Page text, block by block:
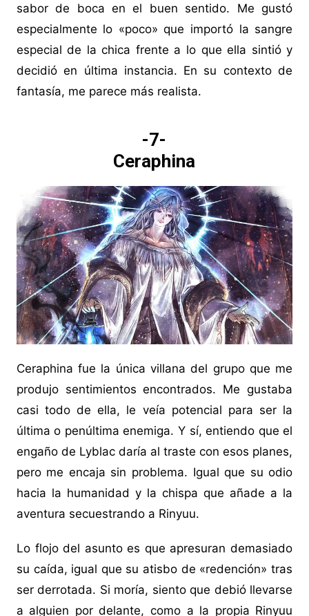
sabor de boca en el buen sentido. Me gustó
especialmente lo «poco» que importó la sangre
especial de la chica frente a lo que ella sintió y
decidió en última instancia. En su contexto de
fantasía, me parece más realista.
-7-
Ceraphina
Ceraphina fue la única villana del grupo que me
produjo sentimientos encontrados. Me gustaba
casi todo de ella, le veía potencial para ser la
última o penúltima enemiga. Y sí, entiendo que el
engaño de Lyblac daría al traste con esos planes,
pero me encaja sin problema. Igual que su odio
hacia la humanidad y la chispa que añade a la
aventura secuestrando a Rinyuu.
Lo flojo del asunto es que apresuran demasiado
su caída, igual que su atisbo de «redención» tras
ser derrotada. Si moría, siento que debió llevarse
a alguien por delante, como a la propia Rinyuu